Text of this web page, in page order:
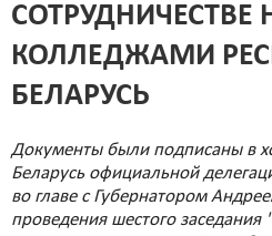
СОТРУДНИЧЕСТВЕ
КОЛЛЕДЖАМИ
БЕЛАРУСЬ
Документы были подписаны в
Беларусь официальной
во главе с Губернатором
проведения шестого заседания